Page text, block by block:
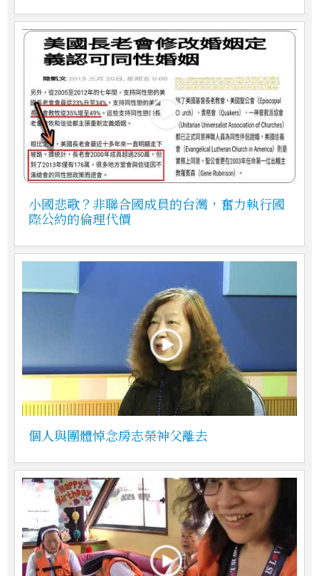
小國悲歌？非聯合國成員的台灣，奮力執行國
際公約的倫理代價
個人與團體悼念房志榮神父離去